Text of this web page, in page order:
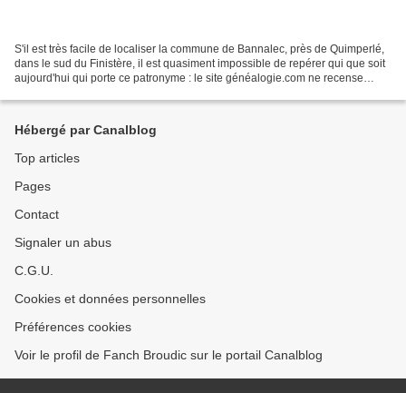
S'il est très facile de localiser la commune de Bannalec, près de Quimperlé,
dans le sud du Finistère, il est quasiment impossible de repérer qui que soit
aujourd'hui qui porte ce patronyme : le site généalogie.com ne recense
Hébergé par Canalblog
Top articles
Pages
Contact
Signaler un abus
C.G.U.
Cookies et données personnelles
Préférences cookies
Voir le profil de Fanch Broudic sur le portail Canalblog